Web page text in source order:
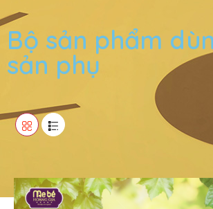
Bộ sản phẩm
sản phụ